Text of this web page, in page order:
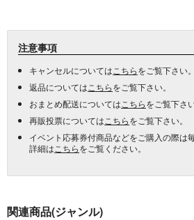
注意事項
キャンセルについては こちらをご覧下さい。
返品については こちらをご覧下さい。
おまとめ配送については こちらをご覧下さい
再販投票については こちらをご覧下さい。
イベント応募券付商品などをご購入の際は
詳細は こちらをご覧ください。
関連商品(ジャンル)